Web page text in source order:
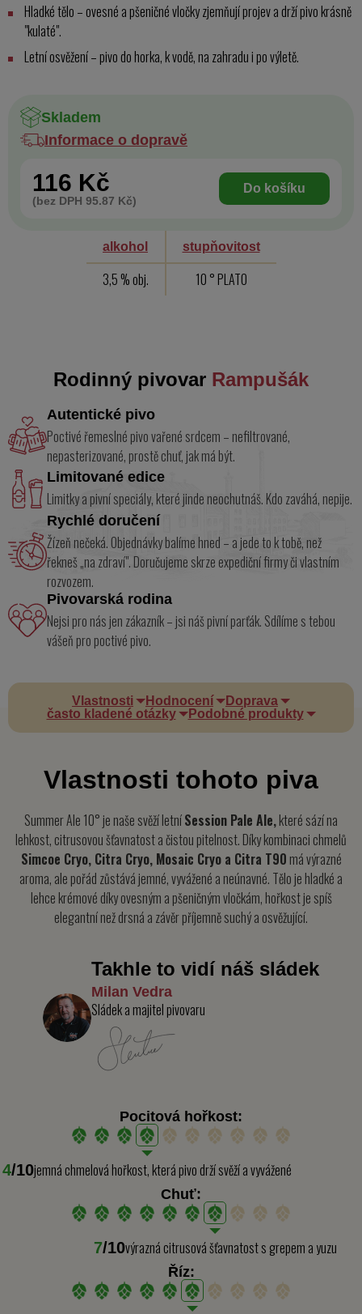
Hladké tělo – ovesné a pšeničné vločky zjemňují projev a drží pivo krásně
"kulaté".
Letní osvěžení – pivo do horka, k vodě, na zahradu i po výletě.
Skladem
Informace o dopravě
116 Kč
(bez DPH 95.87 Kč)
Do košíku
alkohol stupňovitost
3,5 % obj. 10 ° PLATO
Rodinný pivovar Rampušák
Autentické pivo
Poctivé řemeslné pivo vařené srdcem – nefiltrované,
nepasterizované, prostě chuť, jak má být.
Limitované edice
Limitky a pivní speciály, které jinde neochutnáš. Kdo zaváhá, nepije.
Rychlé doručení
Žízeň nečeká. Objednávky balíme hned – a jede to k tobě, než
řekneš „na zdraví". Doručujeme skrze expediční firmy či vlastním
rozvozem.
Pivovarská rodina
Nejsi pro nás jen zákazník – jsi náš pivní parťák. Sdílíme s tebou
vášeň pro poctivé pivo.
Vlastnosti Hodnocení
Doprava
často kladené otázky
Podobné produkty
Vlastnosti tohoto piva
Summer Ale 10° je naše svěží letníSession Pale Ale,které sází na
lehkost, citrusovou šťavnatost a čistou pitelnost. Díky kombinaci chmelů
Simcoe Cryo, Citra Cryo, Mosaic Cryo a Citra T90 má výrazné
aroma, ale pořád zůstává jemné, vyvážené a neúnavné. Tělo je hladké a
lehce krémové díky ovesným a pšeničným vločkám, hořkost je spíš
elegantní než drsná a závěr příjemně suchý a osvěžující.
Takhle to vidí náš sládek
Milan Vedra
Sládek a majitel pivovaru
Pocitová hořkost:
4/10jemná chmelová hořkost, která pivo drží svěží a vyvážené
Chuť:
7/10výrazná citrusová šťavnatost s grepem a yuzu
Říz: